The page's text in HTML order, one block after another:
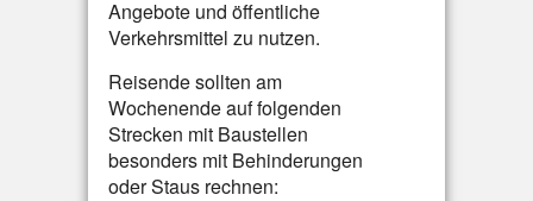
Angebote und öffentliche
Verkehrsmittel zu nutzen.
Reisende sollten am
Wochenende auf folgenden
Strecken mit Baustellen
besonders mit Behinderungen
oder Staus rechnen: